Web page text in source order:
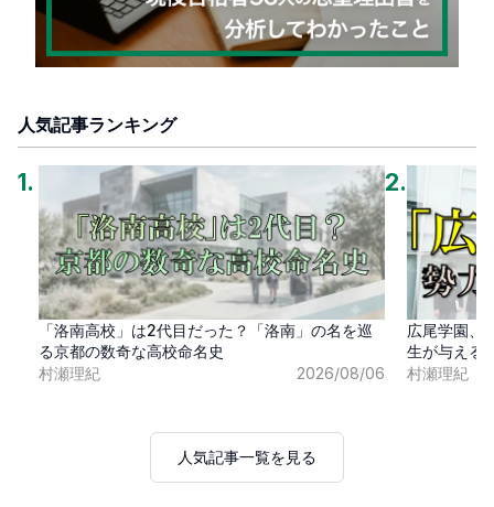
人気記事ランキング
1 .
「洛南高校」は2代目だった？「洛南」の名を巡
る京都の数奇な高校命名史
村瀬理紀
2026/08/06
2.
広尾学園、
生が与える
村瀬理紀
人気記事一覧を見る